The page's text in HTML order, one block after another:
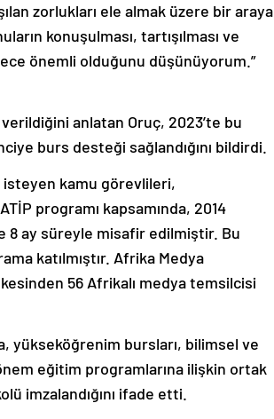
zorlukları ele almak üzere bir araya
konuşulması, tartışılması ve
önemli olduğunu düşünüyorum.”
anlatan Oruç, 2023’te bu
burs desteği sağlandığını bildirdi.
isteyen kamu görevlileri,
programı kapsamında, 2014
8 ay süreyle misafir edilmiştir. Bu
katılmıştır. Afrika Medya
56 Afrikalı medya temsilcisi
yükseköğrenim bursları, bilimsel ve
eğitim programlarına ilişkin ortak
imzalandığını ifade etti.